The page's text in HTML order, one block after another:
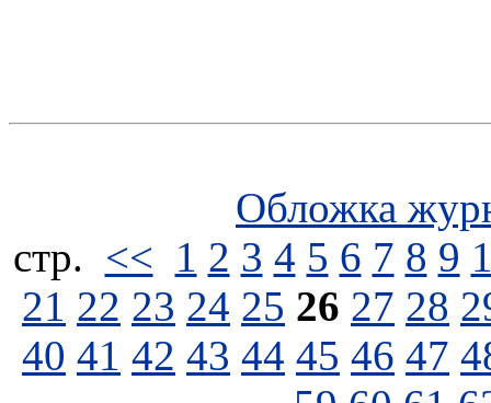
Обложка
стp. << 1 2 3 4 5 6 7 8 9
21 22 23 24 25 26 27 28
40 41 42 43 44 45 46 47